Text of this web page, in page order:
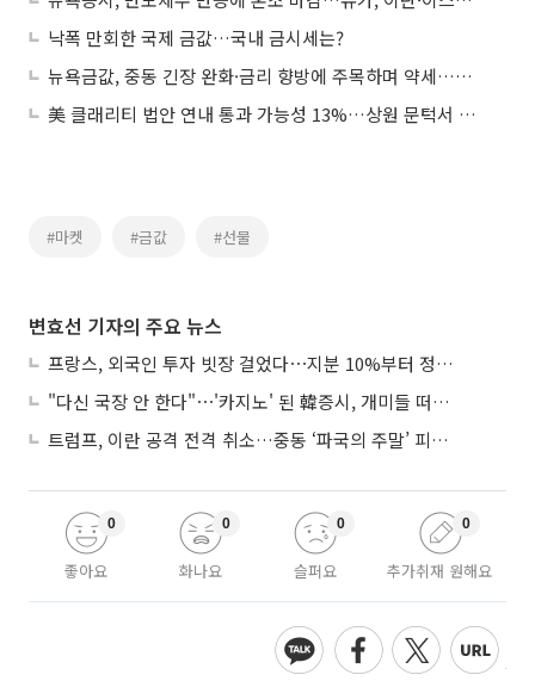
낙폭 만회한 국제 금값…국내 금시세는?
뉴욕금값, 중동 긴장 완화·금리 향방에 주목하며 약세…금 선물 0.04%↓
美 클래리티 법안 연내 통과 가능성 13%…상원 문턱서 제동
#마켓 #금값 #선물
변효선 기자의 주요 뉴스
프랑스, 외국인 투자 빗장 걸었다⋯지분 10%부터 정부가 승인
"다신 국장 안 한다"⋯'카지노' 된 韓증시, 개미들 떠난다
트럼프, 이란 공격 전격 취소…중동 ‘파국의 주말’ 피했다
좋아요
0
화나요
0
슬퍼요
0
추가취재 원해요
0